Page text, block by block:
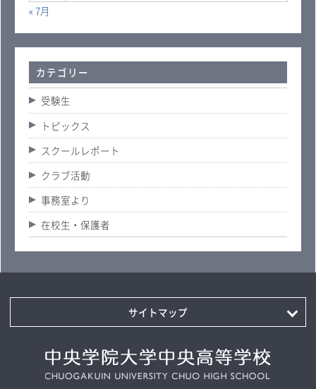
« 7月
カテゴリー
受験生
トピックス
スクールレポート
クラブ活動
事務室より
在校生・保護者
サイトマップ